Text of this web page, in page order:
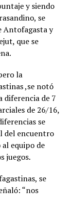
y siendo
se
Antofagasta y
que se
la
,se notó
diferencia de 7
de 26/16,
se
del encuentro
equipo de
juegos.
se
“nos